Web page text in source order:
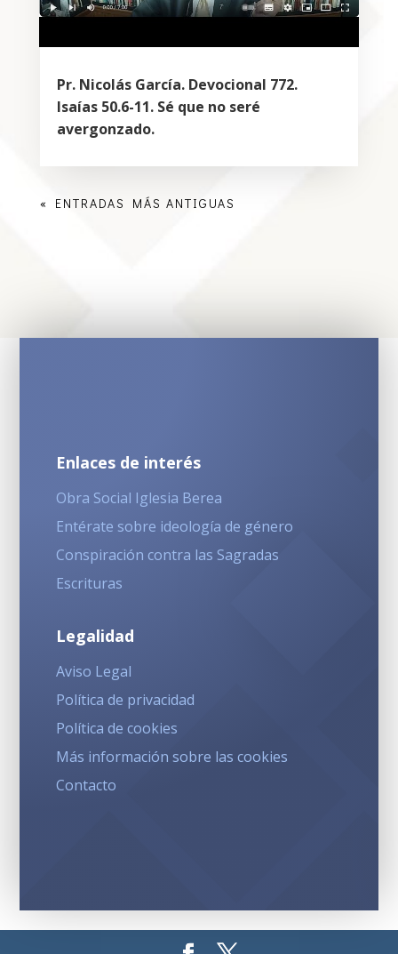
Pr. Nicolás García. Devocional 772.
Isaías 50.6-11. Sé que no seré
avergonzado.
« ENTRADAS MÁS ANTIGUAS
Enlaces de interés
Obra Social Iglesia Berea
Entérate sobre ideología de género
Conspiración contra las Sagradas
Escrituras
Legalidad
Aviso Legal
Política de privacidad
Política de cookies
Más información sobre las cookies
Contacto